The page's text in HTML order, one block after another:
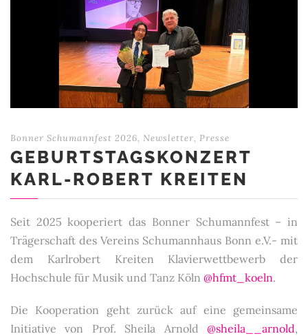
Bonner Schumannfest 2026, Newsletter, Presse
GEBURTSTAGSKONZERT
KARL-ROBERT KREITEN
Seit 2025 kooperiert das Bonner Schumannfest – in
Trägerschaft des Vereins Schumannhaus Bonn e.V.- mit
dem Karlrobert Kreiten Klavierwettbewerb der
Hochschule für Musik und Tanz Köln @hfmt_koeln.
Die Kooperation geht zurück auf eine gemeinsame
Initiative von Prof. Sheila Arnold @sheila__arnold,